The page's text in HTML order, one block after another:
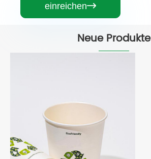
einreichen
Neue Produkte